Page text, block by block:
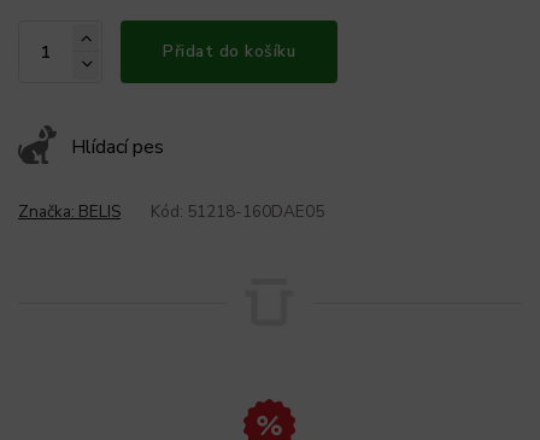
Přidat do košíku
Hlídací pes
Značka: BELIS Kód: 51218-160DAE05